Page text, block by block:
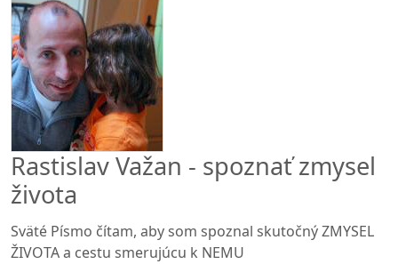
Rastislav Važan - spoznať zmysel
života
Sväté Písmo čítam, aby som spoznal skutočný ZMYSEL
ŽIVOTA a cestu smerujúcu k NEMU